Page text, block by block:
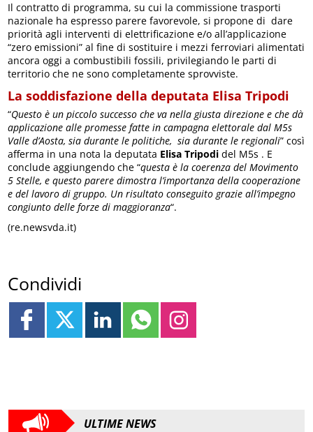
Il contratto di programma, su cui la commissione trasporti
nazionale ha espresso parere favorevole, si propone di dare
priorità agli interventi di elettrificazione e/o all’applicazione
“zero emissioni” al fine di sostituire i mezzi ferroviari alimentati
ancora oggi a combustibili fossili, privilegiando le parti di
territorio che ne sono completamente sprovviste.
La soddisfazione della deputata Elisa Tripodi
“Questo è un piccolo successo che va nella giusta direzione e che dà
applicazione alle promesse fatte in campagna elettorale dal M5s
Valle d’Aosta, sia durante le politiche, sia durante le regionali” così
afferma in una nota la deputata Elisa Tripodi del M5s . E
conclude aggiungendo che “questa è la coerenza del Movimento
5 Stelle, e questo parere dimostra l’importanza della cooperazione
e del lavoro di gruppo. Un risultato conseguito grazie all’impegno
congiunto delle forze di maggioranza“.
(re.newsvda.it)
Condividi
ULTIME NEWS